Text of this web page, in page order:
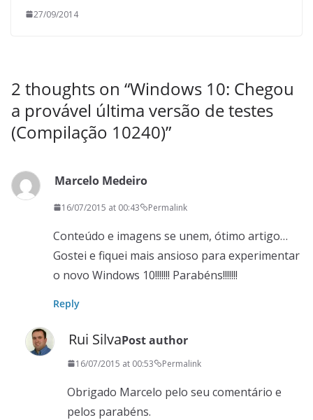
27/09/2014
2 thoughts on “Windows 10: Chegou
a provável última versão de testes
(Compilação 10240)”
Marcelo Medeiro
16/07/2015 at 00:43 Permalink
Conteúdo e imagens se unem, ótimo artigo…
Gostei e fiquei mais ansioso para experimentar
o novo Windows 10!!!!!!! Parabéns!!!!!!!
Reply
Rui SilvaPost author
16/07/2015 at 00:53 Permalink
Obrigado Marcelo pelo seu comentário e
pelos parabéns.